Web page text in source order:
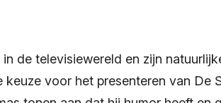
de televisiewereld en zijn
keuze voor het presenteren van De